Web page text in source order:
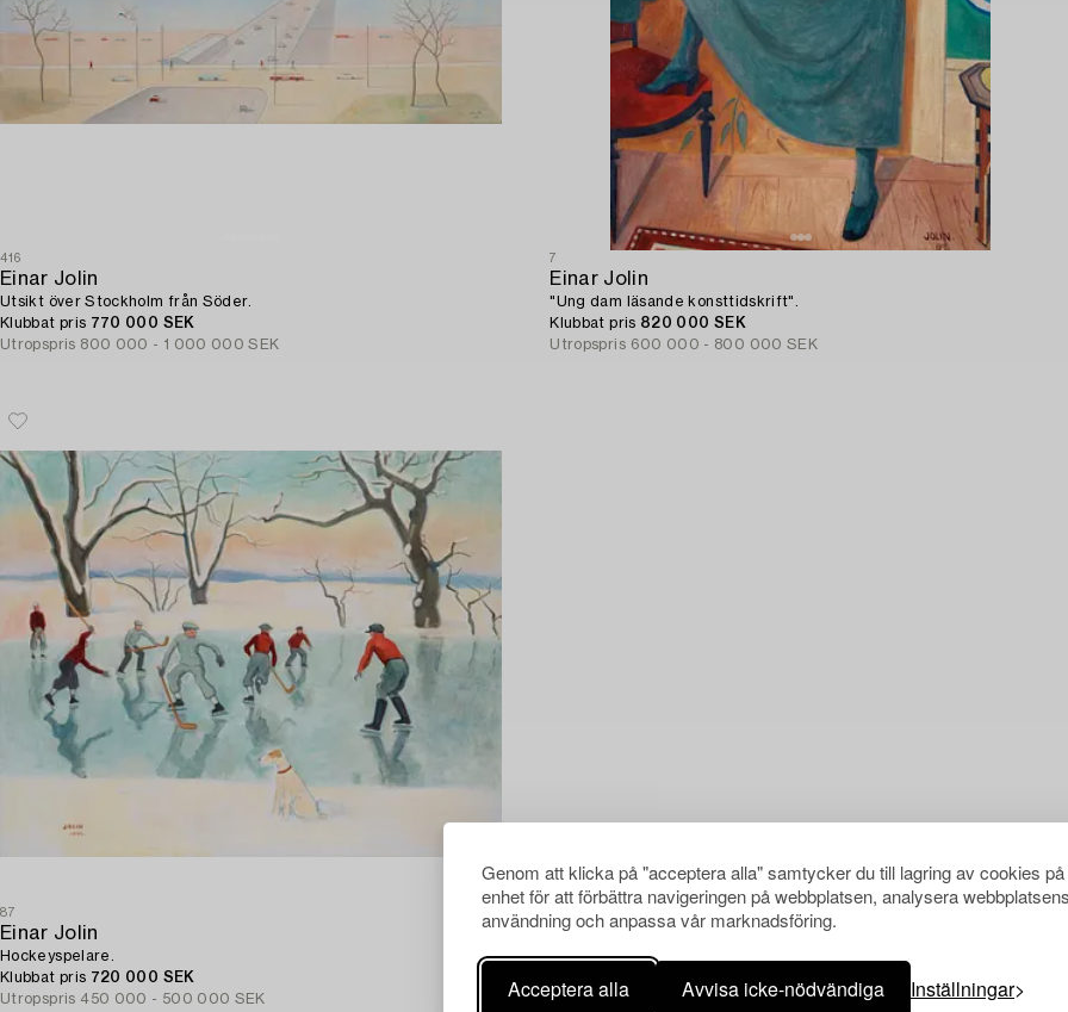
Genom att klicka på "acceptera alla" samtycker du till lagring av cookies
enhet för att förbättra navigeringen på webbplatsen, analysera webbplatsens
användning och anpassa vår marknadsföring.
Acceptera alla Avvisa icke-nödvändiga Inställningar
416
Einar Jolin
Utsikt över Stockholm från Söder.
Klubbat pris 770 000 SEK
Utropspris 800 000 - 1 000 000 SEK
7
Einar Jolin
"Ung dam läsande konsttidskrift".
Klubbat pris 820 000 SEK
Utropspris 600 000 - 800 000 SEK
87
Einar Jolin
Hockeyspelare.
Klubbat pris 720 000 SEK
Utropspris 450 000 - 500 000 SEK